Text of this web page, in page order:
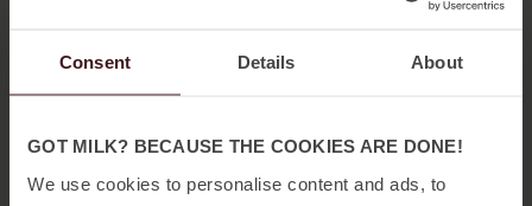
Consent Details About
GOT MILK? BECAUSE THE COOKIES ARE DONE!
We use cookies to personalise content and ads, to
Hotellgäst? Boka din plats i förväg!
vårt garage (12:00-12:00) för 395 kr inkl. moms– direkt i
samband med rumsbokning eller via länken i din